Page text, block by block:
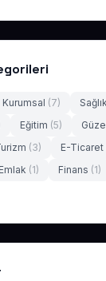
Kurumsal (7) Sağlık
Eğitim (5)
(3) E-Ticaret
Emlak (1) Finans (1)